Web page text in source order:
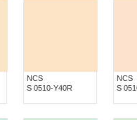
NCS
S 0510-Y40R
NCS
S